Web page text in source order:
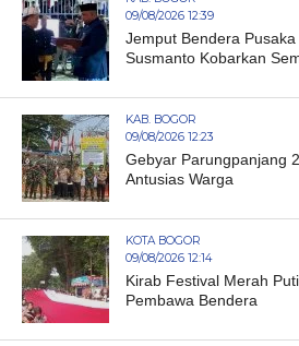
09/08/2026 12:39
Jemput Bendera
Susmanto Kobarkan
KAB. BOGOR
09/08/2026 12:23
Gebyar Parungpanjang
Antusias Warga
KOTA BOGOR
09/08/2026 12:14
Kirab Festival Merah
Pembawa Bendera